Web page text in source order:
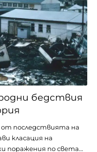
бедствия
последствията на
класация на
поражения по света…